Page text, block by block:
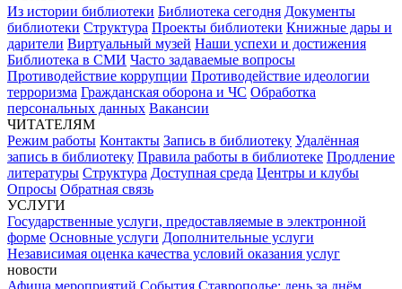
Из истории библиотеки Библиотека сегодня Документы
библиотеки Структура Проекты библиотеки Книжные дары и
дарители Виртуальный музей Наши успехи и достижения
Библиотека в СМИ Часто задаваемые вопросы
Противодействие коррупции Противодействие идеологии
терроризма Гражданская оборона и ЧС Обработка
персональных данных Вакансии
ЧИТАТЕЛЯМ
Режим работы Контакты Запись в библиотеку Удалённая
запись в библиотеку Правила работы в библиотеке Продление
литературы Структура Доступная среда Центры и клубы
Опросы Обратная связь
УСЛУГИ
Государственные услуги, предоставляемые в электронной
форме Основные услуги Дополнительные услуги
Независимая оценка качества условий оказания услуг
новости
Афиша мероприятий События Ставрополье: день за днём